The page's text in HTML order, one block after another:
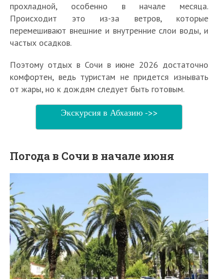
прохладной, особенно в начале месяца.
Происходит это из-за ветров, которые
перемешивают внешние и внутренние слои воды, и
частых осадков.
Поэтому отдых в Сочи в июне 2026 достаточно
комфортен, ведь туристам не придется изнывать
от жары, но к дождям следует быть готовым.
Экскурсия в Абхазию ->>
Погода в Сочи в начале июня